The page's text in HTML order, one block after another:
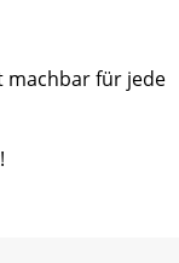
machbar für jede